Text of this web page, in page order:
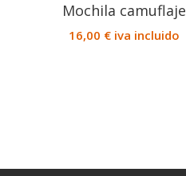
Mochila camuflaje
16,00 € iva incluido